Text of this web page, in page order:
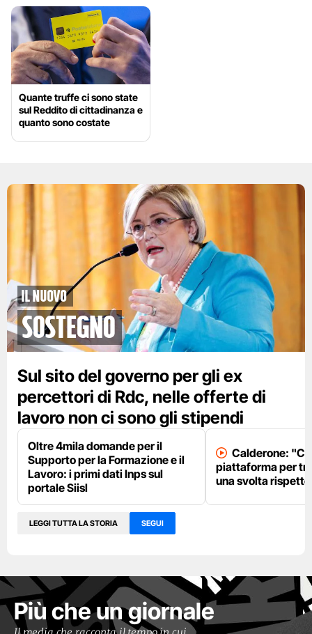
Quante truffe ci sono state
sul Reddito di cittadinanza e
quanto sono costate
il nuovo
sostegno
Sul sito del governo per gli ex
percettori di Rdc, nelle offerte di
lavoro non ci sono gli stipendi
Oltre 4mila domande per il
Supporto per la Formazione e il
Lavoro: i primi dati Inps sul
portale Siisl
Calderone:
piattaforma per
una svolta
LEGGI TUTTA LA STORIA SEGUI
Più che un giornale